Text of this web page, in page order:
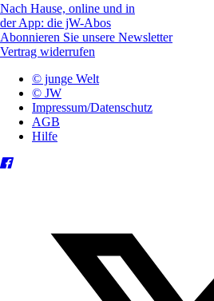
Nach Hause, online und in
der App: die jW-Abos
Abonnieren Sie unsere Newsletter
Vertrag widerrufen
© junge Welt
© JW
Impressum/Datenschutz
AGB
Hilfe